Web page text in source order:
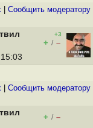
Cообщить модератору
+3
+ / –
Cообщить модератору
+ / –